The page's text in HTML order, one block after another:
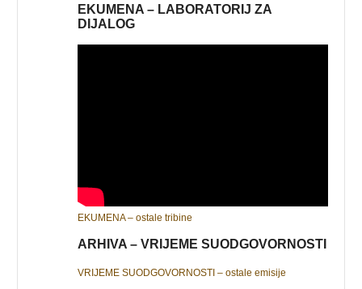
EKUMENA – LABORATORIJ ZA
DIJALOG
EKUMENA – ostale tribine
ARHIVA – VRIJEME SUODGOVORNOSTI
VRIJEME SUODGOVORNOSTI – ostale emisije